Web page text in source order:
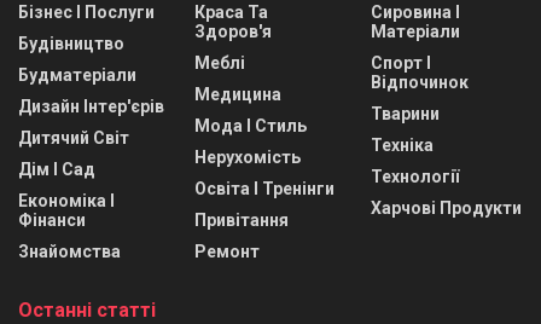
Бізнес І Послуги
Будівництво
Будматеріали
Дизайн Інтер'єрів
Дитячий Світ
Дім І Сад
Економіка І
Фінанси
Знайомства
Краса Та
Здоров'я
Меблі
Медицина
Мода І Стиль
Нерухомість
Освіта І Тренінги
Привітання
Ремонт
Сировина І
Матеріали
Спорт І
Відпочинок
Тварини
Техніка
Технології
Харчові Продукти
Останні статті